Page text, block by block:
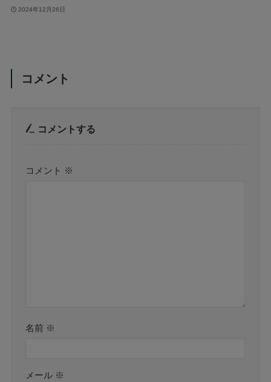
2024年12月26日
コメント
コメントする
コメント ※
名前 ※
メール ※